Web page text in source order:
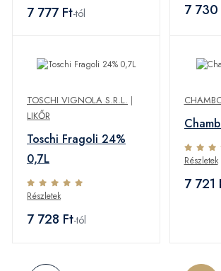
7 777 Ft-tól 7 730
TOSCHI VIGNOLA S.R.L. |
LIKŐR
Toschi Fragoli 24%
0,7L
Részletek
7 728 Ft-tól
Részletek
7 721